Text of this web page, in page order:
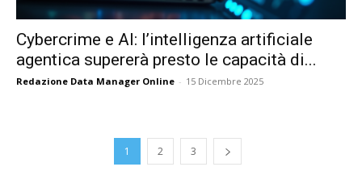
Cybercrime e AI: l’intelligenza artificiale
agentica supererà presto le capacità di...
Redazione Data Manager Online - 15 Dicembre 2025
1 2 3